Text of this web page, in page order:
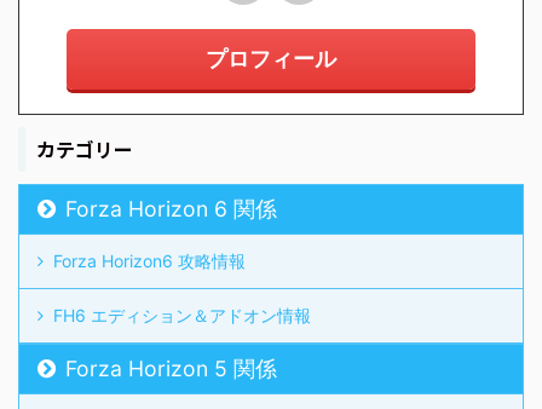
プロフィール
カテゴリー
Forza Horizon 6 関係
Forza Horizon6 攻略情報
FH6 エディション＆アドオン情報
Forza Horizon 5 関係